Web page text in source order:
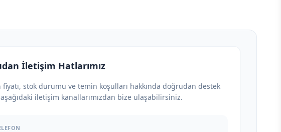
İletişim Hatlarımız
stok durumu ve temin koşulları hakkında doğrudan destek
iletişim kanallarımızdan bize ulaşabilirsiniz.